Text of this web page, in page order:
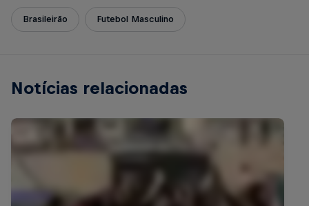
Brasileirão Futebol Masculino
Notícias relacionadas